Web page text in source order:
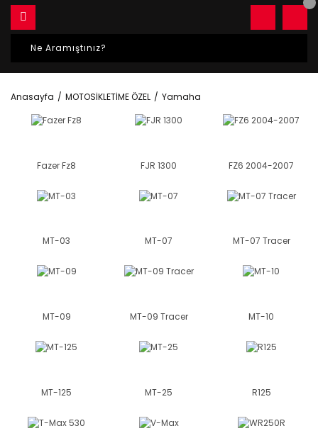
Anasayfa MOTOSİKLETİME ÖZEL Yamaha
Fazer Fz8 FJR 1300 FZ6 2004-2007
MT-03 MT-07 MT-07 Tracer
MT-09 MT-09 Tracer MT-10
MT-125 MT-25 R125